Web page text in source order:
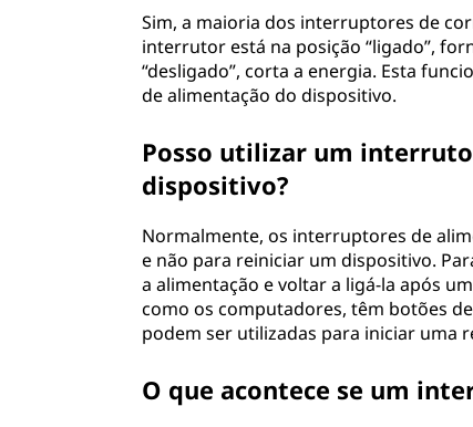
Sim, a maioria dos interruptores de
interrutor está na posição “ligado”,
“desligado”, corta a energia. Esta
de alimentação do dispositivo.
Posso utilizar um
dispositivo?
Normalmente, os interruptores de
e não para reiniciar um dispositivo.
a alimentação e voltar a ligá-la após
como os computadores, têm botões
podem ser utilizadas para iniciar uma
O que acontece se um